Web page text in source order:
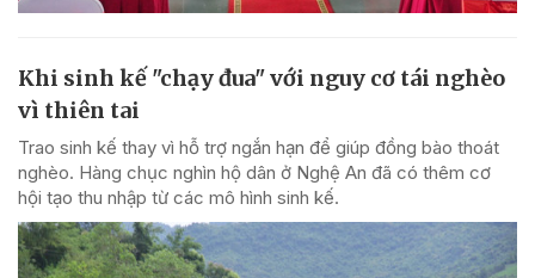
Khi sinh kế "chạy đua" với nguy cơ tái nghèo
vì thiên tai
Trao sinh kế thay vì hỗ trợ ngắn hạn để giúp đồng bào thoát
nghèo. Hàng chục nghìn hộ dân ở Nghệ An đã có thêm cơ
hội tạo thu nhập từ các mô hình sinh kế.